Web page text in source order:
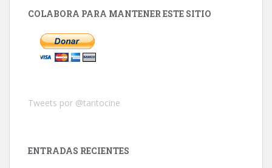
COLABORA PARA MANTENER ESTE SITIO
Tweets por @tantocine
ENTRADAS RECIENTES